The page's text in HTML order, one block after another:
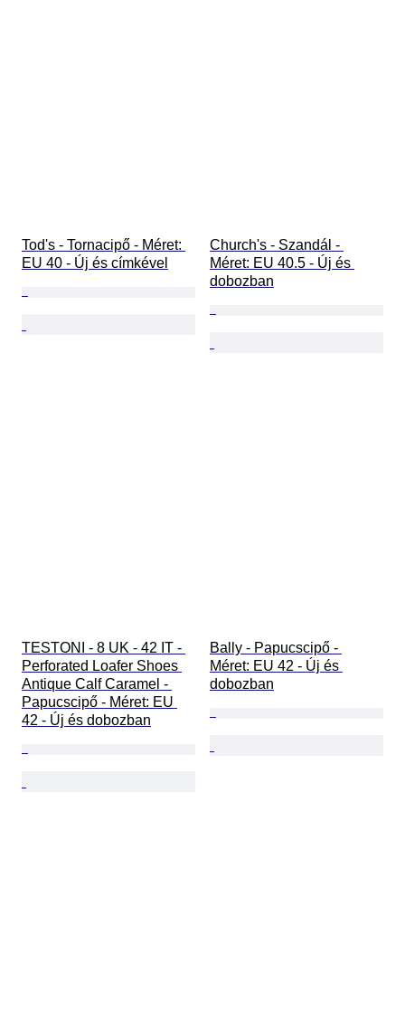
Tod's - Tornacipő - Méret:
EU 40 - Új és címkével
Church's - Szandál -
Méret: EU 40.5 - Új és
dobozban
TESTONI - 8 UK - 42 IT -
Perforated Loafer Shoes
Antique Calf Caramel -
Papucscipő - Méret: EU
42 - Új és dobozban
Bally - Papucscipő -
Méret: EU 42 - Új és
dobozban